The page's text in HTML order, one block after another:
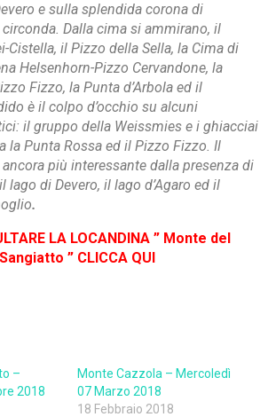
e sulla splendida corona di
Dalla cima si ammirano, il
Cistella, il Pizzo della Sella, la Cima di
Helsenhorn-Pizzo Cervandone, la
Fizzo, la Punta d’Arbola ed il
è il colpo d’occhio su alcuni
il gruppo della Weissmies e i ghiacciai
la Punta Rossa ed il Pizzo Fizzo. Il
più interessante dalla presenza di
di Devero, il lago d’Agaro ed il
.
LA LOCANDINA ” Monte del
Sangiatto ” CLICCA QUI
–
2018
Monte Cazzola – Mercoledì
07 Marzo 2018
18 Febbraio 2018